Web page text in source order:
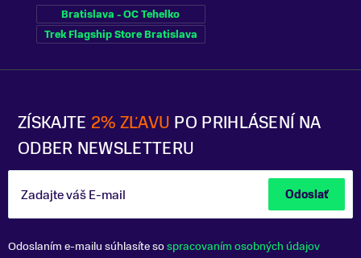
ZÍSKAJTE 2% ZĽAVU PO PRIHLÁSENÍ NA
ODBER NEWSLETTERU
Zadajte váš E-mail Odoslať
Odoslaním e-mailu súhlasíte sospracovaním osobných údajov
Bratislava - OC Tehelko
Trek Flagship Store Bratislava